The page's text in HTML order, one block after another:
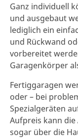
Ganz individuell
und ausgebaut
lediglich ein
und Rückwand
vorbereitet
Garagenkörper
Fertiggaragen
oder – bei
Spezialgeräten
Aufpreis kann
sogar über die